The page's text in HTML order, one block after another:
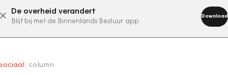
De overheid verandert
Blijf bij met de Binnenlands Bestuur app
Download
abonneer nu
sociaal column